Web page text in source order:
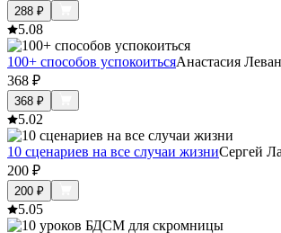
288 ₽
5.08
100+ способов успокоитьсяАнастасия
368 ₽
368 ₽
5.02
10 сценариев на все случаи жизниСергей
200 ₽
200 ₽
5.05